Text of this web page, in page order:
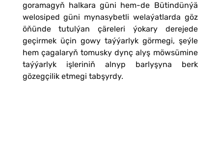
goramagyň halkara güni hem-de Bütindünýä
welosiped güni mynasybetli welaýatlarda göz
öňünde tutulýan çäreleri ýokary derejede
geçirmek üçin gowy taýýarlyk görmegi, şeýle
hem çagalaryň tomusky dynç alyş möwsümine
taýýarlyk işleriniň alnyp barlyşyna berk
gözegçilik etmegi tabşyrdy.